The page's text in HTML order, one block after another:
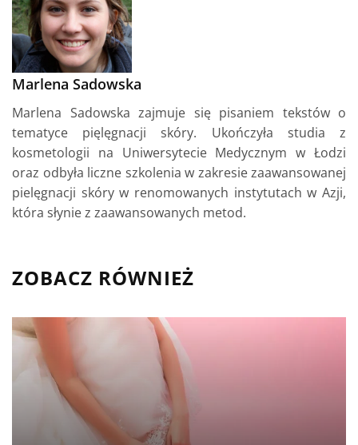
Marlena Sadowska
Marlena Sadowska zajmuje się pisaniem tekstów o
tematyce pięlęgnacji skóry. Ukończyła studia z
kosmetologii na Uniwersytecie Medycznym w Łodzi
oraz odbyła liczne szkolenia w zakresie zaawansowanej
pielęgnacji skóry w renomowanych instytutach w Azji,
która słynie z zaawansowanych metod.
ZOBACZ RÓWNIEŻ